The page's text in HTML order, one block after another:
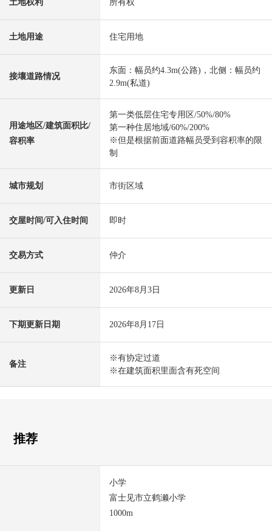
土地权利 所有权
土地用途 住宅用地
接壤道路情况
东面：幅员约4.3m(公路)，北侧：幅员约
2.9m(私道)
用途地区/建筑面积比/
容积率
第一类低层住宅专用区/50%/80%
第一种住居地域/60%/200%
※但是根据前面道路幅员受到容积率的限
制
城市规划 市街区域
交屋时间/可入住时间 即时
交易方式 仲介
更新日 2026年8月3日
下期更新日期 2026年8月17日
备注
※有协定过道
※在建筑面积里面含有死空间
推荐
小学
富士见市立鹤濑小学
1000m